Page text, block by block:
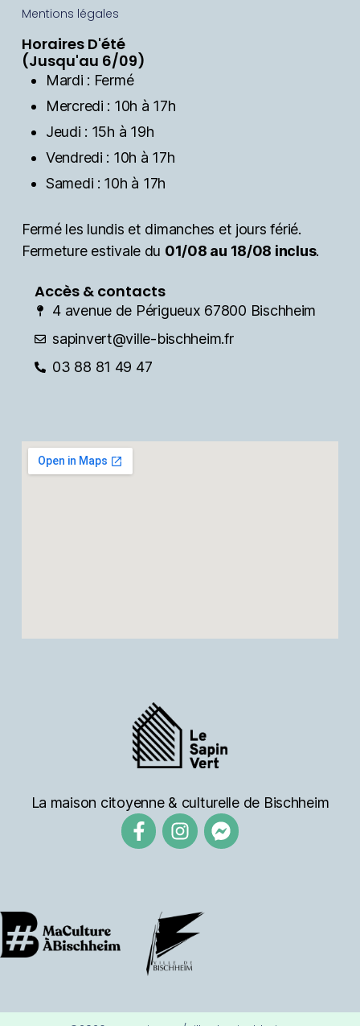
La maison citoyenne & culturelle de Bischheim
Mentions légales
Horaires D'été
(Jusqu'au 6/09)
Mardi : Fermé
Mercredi : 10h à 17h
Jeudi : 15h à 19h
Vendredi : 10h à 17h
Samedi : 10h à 17h
Fermé les lundis et dimanches et jours férié.
Fermeture estivale du 01/08 au 18/08 inclus.
Accès & contacts
4 avenue de Périgueux 67800 Bischheim
sapinvert@ville-bischheim.fr
03 88 81 49 47